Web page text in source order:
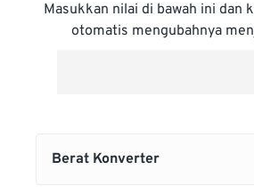
Masukkan nilai di bawah ini dan
otomatis mengubahnya